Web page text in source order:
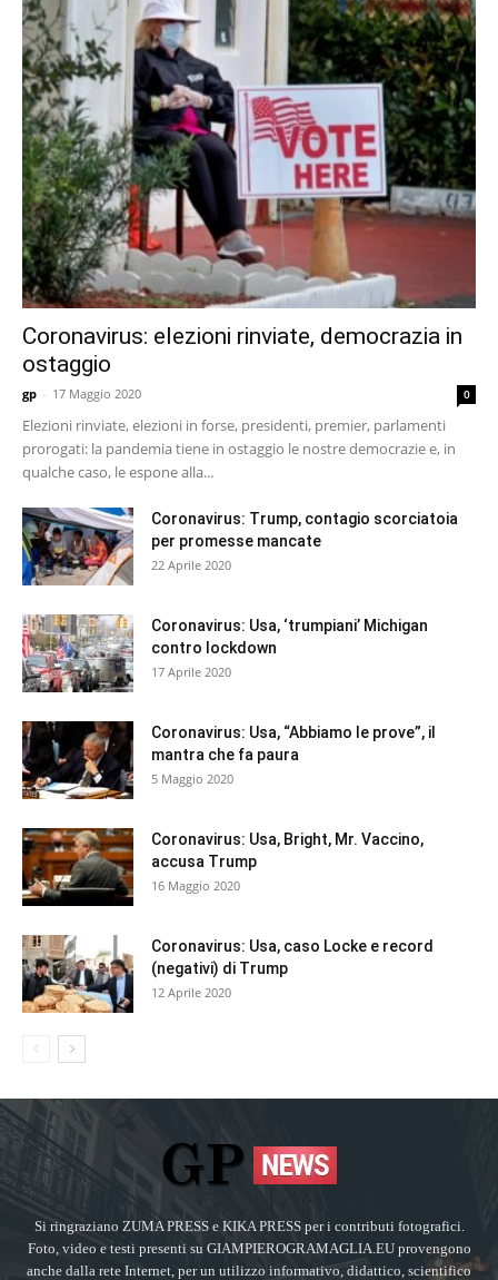
Coronavirus: elezioni rinviate, democrazia in
ostaggio
gp - 17 Maggio 2020 0
Elezioni rinviate, elezioni in forse, presidenti, premier, parlamenti
prorogati: la pandemia tiene in ostaggio le nostre democrazie e, in
qualche caso, le espone alla...
Coronavirus: Trump, contagio scorciatoia
per promesse mancate
22 Aprile 2020
Coronavirus: Usa, ‘trumpiani’ Michigan
contro lockdown
17 Aprile 2020
Coronavirus: Usa, “Abbiamo le prove”, il
mantra che fa paura
5 Maggio 2020
Coronavirus: Usa, Bright, Mr. Vaccino,
accusa Trump
16 Maggio 2020
Coronavirus: Usa, caso Locke e record
(negativi) di Trump
12 Aprile 2020
Si ringraziano ZUMA PRESS e KIKA PRESS per i contributi fotografici.
Foto, video e testi presenti su GIAMPIEROGRAMAGLIA.EU provengono
anche dalla rete Internet, per un utilizzo informativo, didattico, scientifico